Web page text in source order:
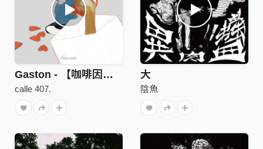
Gaston - 【咖啡因】(with Salmood)
calle 407.
大
陰魚